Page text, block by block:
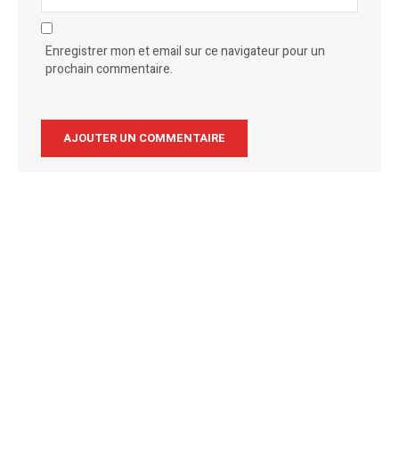
Enregistrer mon et email sur ce navigateur pour un
prochain commentaire.